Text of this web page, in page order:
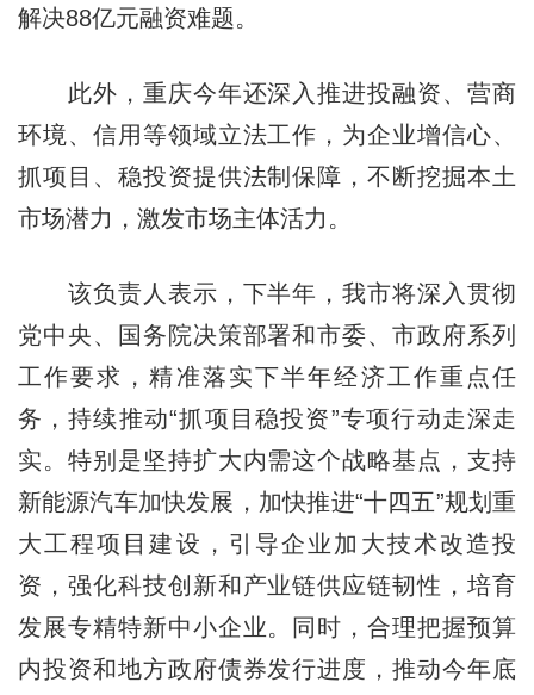
解决88亿元融资难题。
此外，重庆今年还深入推进投融资、营商
环境、信用等领域立法工作，为企业增信心、
抓项目、稳投资提供法制保障，不断挖掘本土
市场潜力，激发市场主体活力。
该负责人表示，下半年，我市将深入贯彻
党中央、国务院决策部署和市委、市政府系列
工作要求，精准落实下半年经济工作重点任
务，持续推动“抓项目稳投资”专项行动走深走
实。特别是坚持扩大内需这个战略基点，支持
新能源汽车加快发展，加快推进“十四五”规划重
大工程项目建设，引导企业加大技术改造投
资，强化科技创新和产业链供应链韧性，培育
发展专精特新中小企业。同时，合理把握预算
内投资和地方政府债券发行进度，推动今年底